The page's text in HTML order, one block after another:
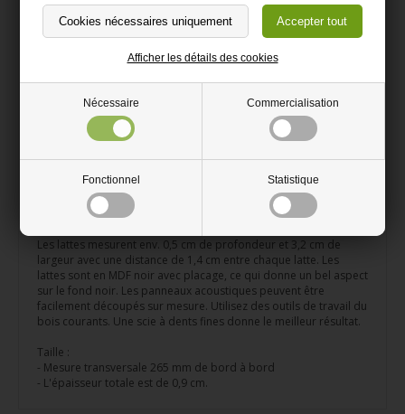
Nécessaire Commercialisation
Fonctionnel Statistique
Afficher les détails des cookies
Panneaux acoustiques avec placage de noyer américain non
traité sur MDF noir
Parfait pour les projets de bricolage
sont à usage purement décoratif. Les panneaux acoustiques
peuvent être utilisés comme revêtement mural et revêtement de
plafond. Elles sont élégantes et constituent un élément de
une seule pièce sans support en feutre et n'ont donc pas la
même absorption acoustique que nos autres panneaux avec
support en feutre.
Les lattes mesurent env. 0,5 cm de profondeur et 3,2 cm de
largeur avec une distance de 1,4 cm entre chaque latte. Les
lattes sont en MDF noir avec placage, ce qui donne un bel aspect
sur le fond noir. Les panneaux acoustiques peuvent être
facilement découpés sur mesure. Utilisez des outils de travail du
bois courants. Une scie à dents fines donne le meilleur résultat.
Taille :
- Mesure transversale 265 mm de bord à bord
- L'épaisseur totale est de 0,9 cm.